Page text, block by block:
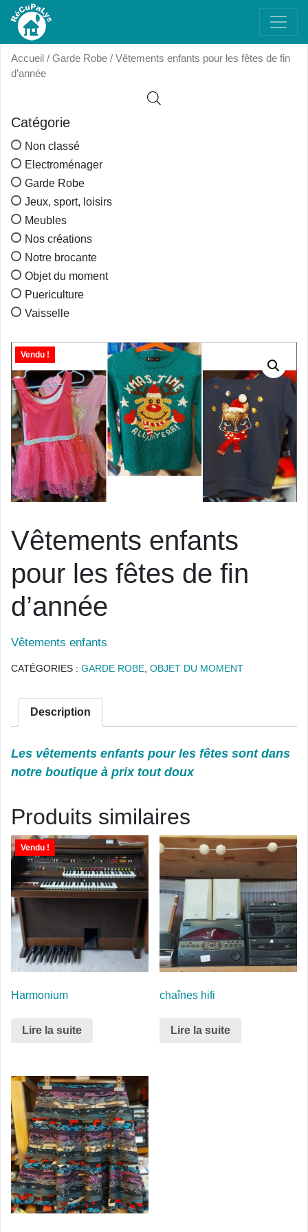
Accueil / Garde Robe / Vêtements enfants pour les fêtes de fin
d’année
Catégorie
Non classé
Electroménager
Garde Robe
Jeux, sport, loisirs
Meubles
Nos créations
Notre brocante
Objet du moment
Puericulture
Vaisselle
Vendu !
Vêtements enfants
pour les fêtes de fin
d’année
Vêtements enfants
CATÉGORIES : GARDE ROBE OBJET DU MOMENT
Description
Les vêtements enfants pour les fêtes sont dans
notre boutique à prix tout doux
Produits similaires
Vendu !
Harmonium
Lire la suite
chaînes hifi
Lire la suite